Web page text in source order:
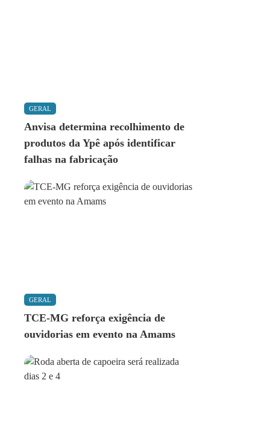
GERAL
Anvisa determina recolhimento de
produtos da Ypê após identificar
falhas na fabricação
GERAL
TCE-MG reforça exigência de
ouvidorias em evento na Amams